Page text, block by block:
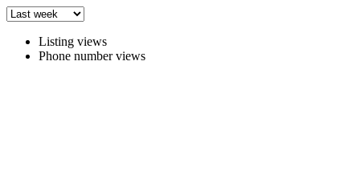
Listing views
Phone number views